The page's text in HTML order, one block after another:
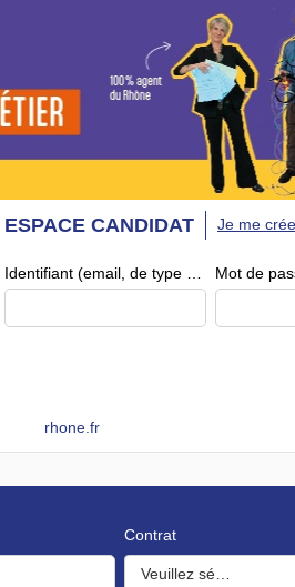
ESPACE CANDIDAT
Mot de
Je me
rhone.fr
Contrat
Veuillez sélectionner